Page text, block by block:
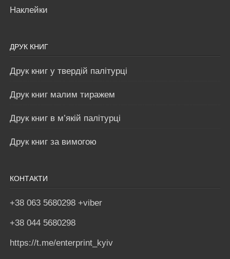
Наклейки
ДРУК КНИГ
Друк книг у твердій палітурці
Друк книг малим тиражем
Друк книг в м’якій палітурці
Друк книг за вимогою
КОНТАКТИ
+38 063 5680298 +viber
+38 044 5680298
https://t.me/enterprint_kyiv